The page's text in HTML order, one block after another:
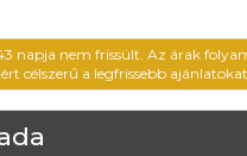
napja nem frissült. Az árak
célszerű a legfrissebb ajánlatokat